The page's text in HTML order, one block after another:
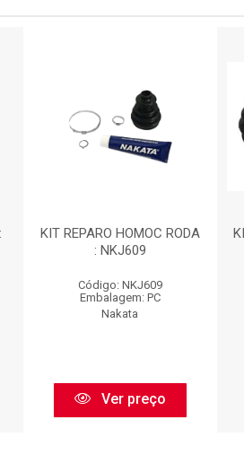
KIT REPARO HOMOC RODA
: NKJ609
Código: NKJ609
Embalagem: PC
Nakata
Ver preço